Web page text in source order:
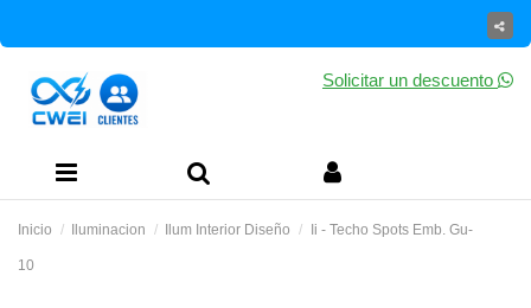
Solicitar un descuento
Inicio Iluminacion Ilum Interior Diseño Ii - Techo Spots Emb. Gu-
10